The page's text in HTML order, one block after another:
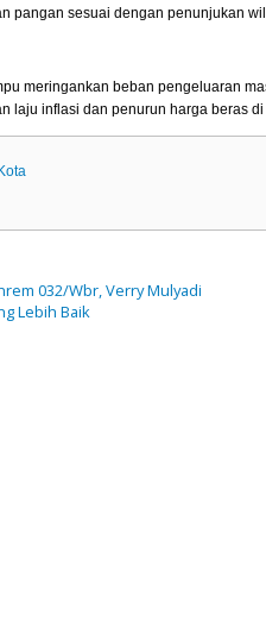
pangan sesuai dengan penunjukan
meringankan beban pengeluaran
laju inflasi dan penurun harga beras
032/Wbr, Verry Mulyadi
Lebih Baik